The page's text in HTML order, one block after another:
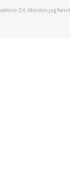
Zrt. Minden jog